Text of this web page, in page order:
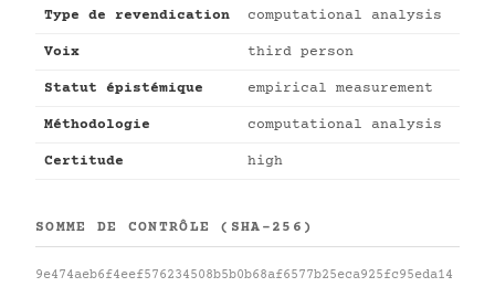
Type de revendication computational analysis
Voix third person
Statut épistémique empirical measurement
Méthodologie computational analysis
Certitude high
SOMME DE CONTRÔLE (SHA-256)
9e474aeb6f4eef576234508b5b0b68af6577b25eca925fc95eda14